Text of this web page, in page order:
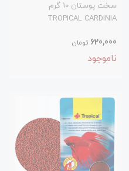
سخت پوستان 10 گرم
TROPICAL CARDINIA
620,000 تومان
ناموجود